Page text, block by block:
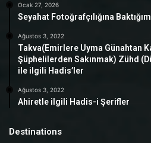
Ocak 27, 2026
Seyahat Fotoğrafçılığına
Ağustos 3, 2022
Takva(Emirlere Uyma Günahtan
Şüphelilerden Sakınmak) Zühd
ile ilgili Hadis’ler
Ağustos 3, 2022
Ahiretle ilgili Hadis-i Şerifler
Destinations